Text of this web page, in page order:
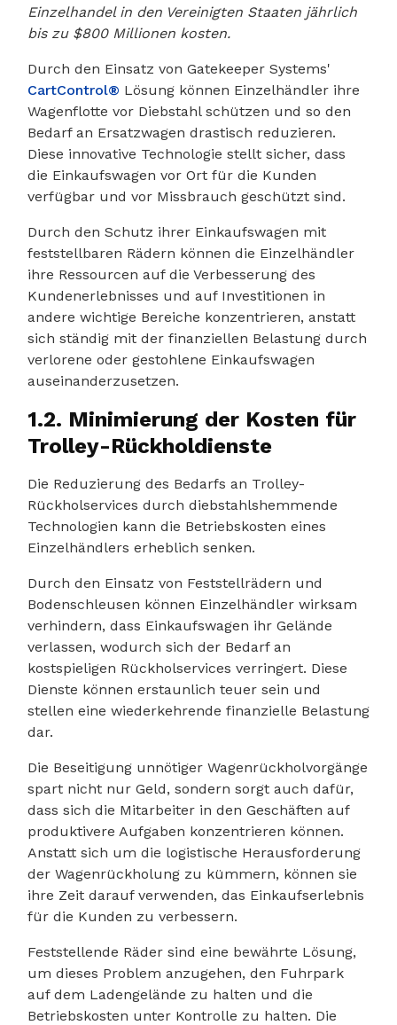
Einzelhandel in den Vereinigten Staaten jährlich
bis zu $800 Millionen kosten.
Durch den Einsatz von Gatekeeper Systems'
CartControl® Lösung können Einzelhändler ihre
Wagenflotte vor Diebstahl schützen und so den
Bedarf an Ersatzwagen drastisch reduzieren.
Diese innovative Technologie stellt sicher, dass
die Einkaufswagen vor Ort für die Kunden
verfügbar und vor Missbrauch geschützt sind.
Durch den Schutz ihrer Einkaufswagen mit
feststellbaren Rädern können die Einzelhändler
ihre Ressourcen auf die Verbesserung des
Kundenerlebnisses und auf Investitionen in
andere wichtige Bereiche konzentrieren, anstatt
sich ständig mit der finanziellen Belastung durch
verlorene oder gestohlene Einkaufswagen
auseinanderzusetzen.
1.2. Minimierung der Kosten für
Trolley-Rückholdienste
Die Reduzierung des Bedarfs an Trolley-
Rückholservices durch diebstahlshemmende
Technologien kann die Betriebskosten eines
Einzelhändlers erheblich senken.
Durch den Einsatz von Feststellrädern und
Bodenschleusen können Einzelhändler wirksam
verhindern, dass Einkaufswagen ihr Gelände
verlassen, wodurch sich der Bedarf an
kostspieligen Rückholservices verringert. Diese
Dienste können erstaunlich teuer sein und
stellen eine wiederkehrende finanzielle Belastung
dar.
Die Beseitigung unnötiger Wagenrückholvorgänge
spart nicht nur Geld, sondern sorgt auch dafür,
dass sich die Mitarbeiter in den Geschäften auf
produktivere Aufgaben konzentrieren können.
Anstatt sich um die logistische Herausforderung
der Wagenrückholung zu kümmern, können sie
ihre Zeit darauf verwenden, das Einkaufserlebnis
für die Kunden zu verbessern.
Feststellende Räder sind eine bewährte Lösung,
um dieses Problem anzugehen, den Fuhrpark
auf dem Ladengelände zu halten und die
Betriebskosten unter Kontrolle zu halten. Die